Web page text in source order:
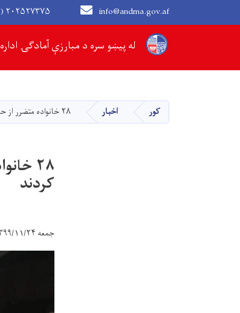
له پیښو سره د مبارزې آمادګۍ اداره
info@andma.gov.af +۹۳ (۰)
Main navigation
کور اخبار ۲۸ خانواده متضرر از حوادث در بغلان مواد غذایی و غیر غذایی دریافت کردند
۲۸
کردند
جمعه ۱۳۹۹/۱۱/۲۴ - ۱۱:۳